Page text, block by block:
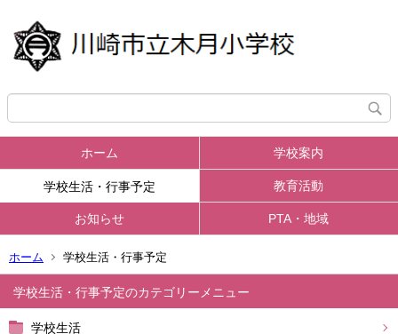
ホーム 学校案内
学校生活・行事予定 教育活動
お知らせ PTA・地域
ホーム 学校生活・行事予定
学校生活・行事予定
学校生活